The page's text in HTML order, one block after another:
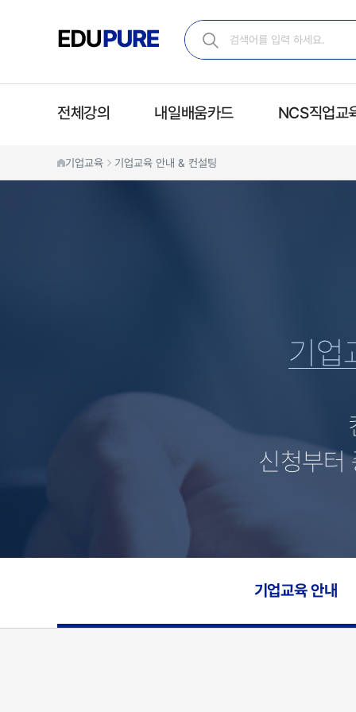
전체강의 내일배움카드 NCS직업교
기업교육 기업교육 안내 & 컨설팅
기업
신청부터
기업교육 안내